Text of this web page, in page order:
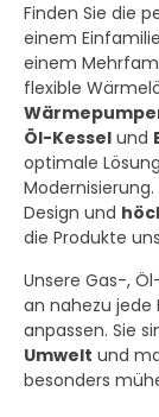
Finden Sie die
einem
einem
flexible
Öl-Kessel und
optimale
Design und
die Produkte
Unsere Gas-,
an nahezu jede
anpassen. Sie
Umwelt und
besonders